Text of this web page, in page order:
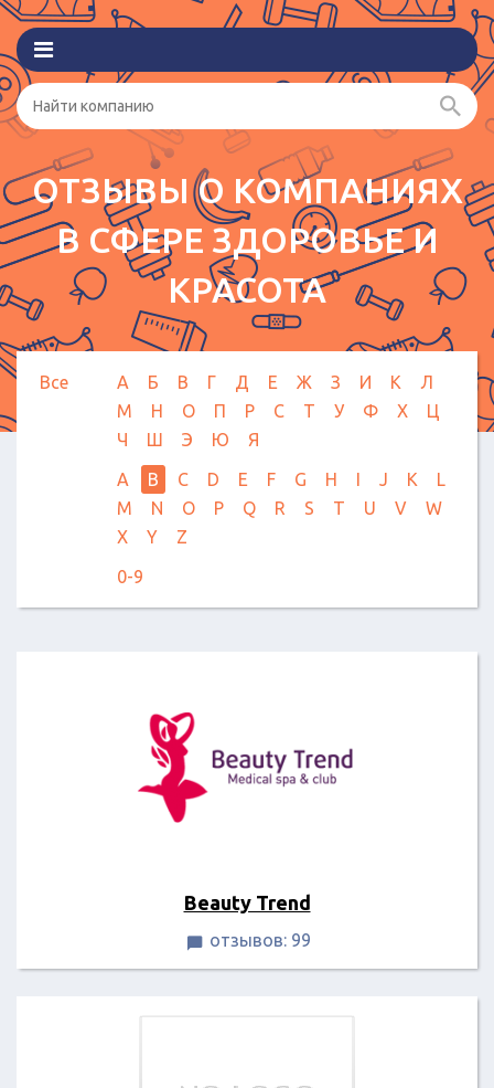
ОТЗЫВЫ О КОМПАНИЯХ
В СФЕРЕ ЗДОРОВЬЕ И
КРАСОТА
Все А Б В Г Д Е Ж З И К
Л
М
Н О П Р С Т У Ф Х
Ц
Ч
Ш Э Ю
Я
A
B C D E F G H I J K
L
M
N O P Q R S T U V
W
X
Y
Z
0-9
Beauty Trend
 отзывов: 99